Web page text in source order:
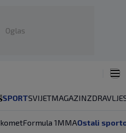
Oglas
SPORTSVIJETMAGAZINZDRAVLJE
Formula 1MMAOstali